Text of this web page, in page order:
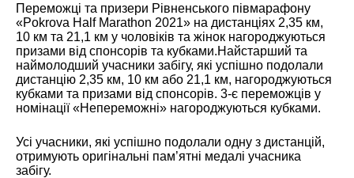
Переможці та призери Рівненського півмарафону
«Pokrova Half Marathon 2021» на дистанціях 2,35 км,
10 км та 21,1 км у чоловіків та жінок нагороджуються
призами від спонсорів та кубками.Найстарший та
наймолодший учасники забігу, які успішно подолали
дистанцію 2,35 км, 10 км або 21,1 км, нагороджуються
кубками та призами від спонсорів. 3-є переможців у
номінації «Непереможні» нагороджуються кубками.
Усі учасники, які успішно подолали одну з дистанцій,
отримують оригінальні пам’ятні медалі учасника
забігу.